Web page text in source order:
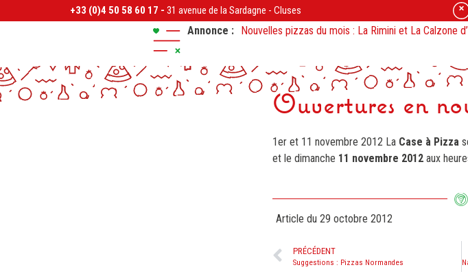
+33 (0)4 50 58 60 17 - 31 avenue de la Sardagne - Cluses
Annonce : Nouvelles pizzas du mois : La Rimini et La Calzone
Réservez vos pizzas en Click & Collect jusqu’à
Ouverture /
Ouvertures en
1er et 11 novembre 2012 La Case à Pizza
et le dimanche 11 novembre 2012 aux
Article du 29 octobre 2012
PRÉCÉDENT
Suggestions : Pizzas Normandes